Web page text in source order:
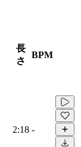
長
さ
BPM
2:18 -